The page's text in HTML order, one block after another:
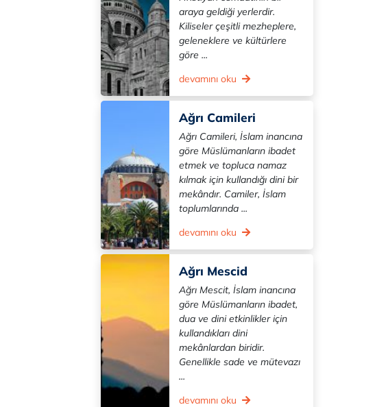
araya geldiği yerlerdir.
Kiliseler çeşitli mezheplere,
geleneklere ve kültürlere
göre ...
devamını oku
Ağrı Camileri
Ağrı Camileri, İslam inancına
göre Müslümanların ibadet
etmek ve topluca namaz
kılmak için kullandığı dini bir
mekândır. Camiler, İslam
toplumlarında ...
devamını oku
Ağrı Mescid
Ağrı Mescit, İslam inancına
göre Müslümanların ibadet,
dua ve dini etkinlikler için
kullandıkları dini
mekânlardan biridir.
Genellikle sade ve mütevazı
...
devamını oku